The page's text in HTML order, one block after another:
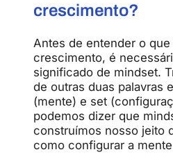
crescimento?
Antes de entender o
crescimento, é
significado de mindset.
de outras duas palavras
(mente) e set
podemos dizer que
construímos nosso jeito
como configurar a